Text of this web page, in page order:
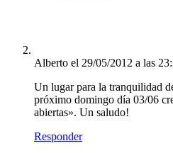
Alberto el 29/05/2012 a las
Un lugar para la tranquilidad
próximo domingo día 03/06
abiertas». Un saludo!
Responder